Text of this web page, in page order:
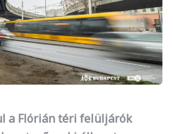
a Flórián téri felüljárók